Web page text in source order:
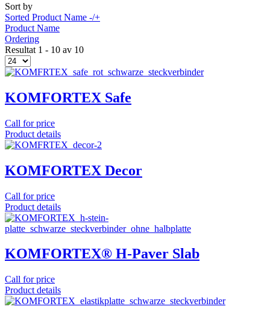
Sort by
Sorted Product Name -/+
Product Name
Ordering
Resultat 1 - 10 av 10
KOMFORTEX Safe
Call for price
Product details
KOMFORTEX Decor
Call for price
Product details
KOMFORTEX® H-Paver Slab
Call for price
Product details